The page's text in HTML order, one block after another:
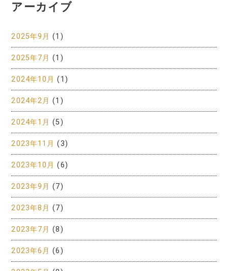
アーカイブ
2025年9月 (1)
2025年7月 (1)
2024年10月 (1)
2024年2月 (1)
2024年1月 (5)
2023年11月 (3)
2023年10月 (6)
2023年9月 (7)
2023年8月 (7)
2023年7月 (8)
2023年6月 (6)